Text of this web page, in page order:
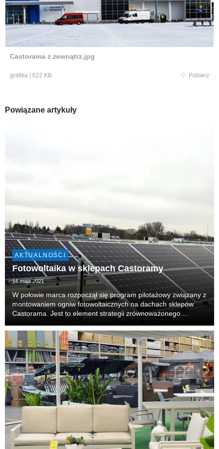
Castorama z zewnątrz.jpg
grafika 622 KB Pobierz
Powiązane artykuły
AKTUALNOŚCI
Fotowoltaika w sklepach Castoramy
14 maja 2021
W połowie marca rozpoczął się program pilotażowy związany z
montowaniem ogniw fotowoltaicznych na dachach sklepów
Castorama. Jest to element strategii zrównoważonego
produkują czystą energię, redukują emisję ...